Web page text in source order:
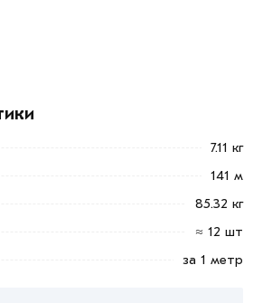
7.11 кг
141 м
85.32 кг
≈ 12 шт
за 1 метр